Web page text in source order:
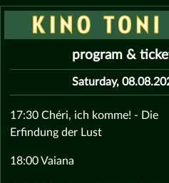
program &
Saturday,
17:30 Chéri, ich komme! - Die
Erfindung der Lust
18:00 Vaiana